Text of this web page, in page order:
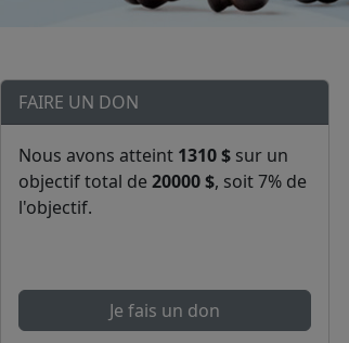
FAIRE UN DON
Nous avons atteint 1310 $ sur un
objectif total de 20000 $, soit 7% de
l'objectif.
Je fais un don